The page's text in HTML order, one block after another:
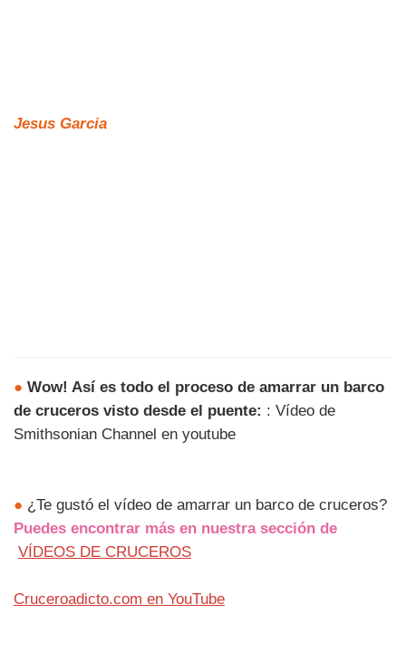
Jesus Garcia
● Wow! Así es todo el proceso de amarrar un barco
de cruceros visto desde el puente: : Vídeo de
Smithsonian Channel en youtube
● ¿Te gustó el vídeo de amarrar un barco de cruceros?
Puedes encontrar más en nuestra sección de
VÍDEOS DE CRUCEROS
Cruceroadicto.com en YouTube